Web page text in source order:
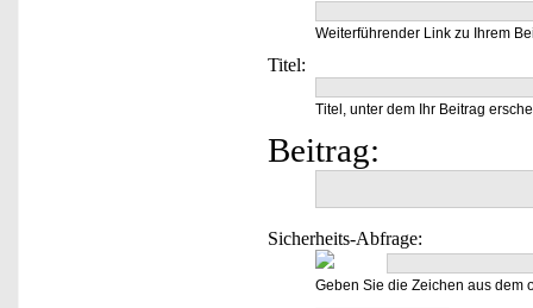
Weiterführender Link zu Ihrem
Titel:
Titel, unter dem Ihr Beitrag
Beitrag:
Sicherheits-Abfrage:
Geben Sie die Zeichen aus dem